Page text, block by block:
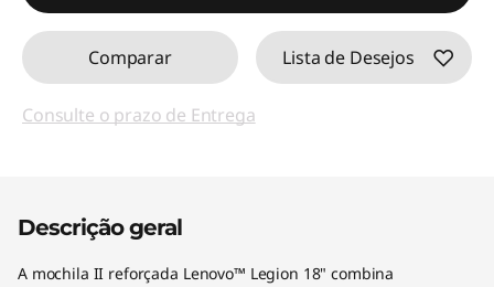
Comparar Lista de Desejos
Consulte o prazo de Entrega
Descrição geral
A mochila II reforçada Lenovo™ Legion 18" combina